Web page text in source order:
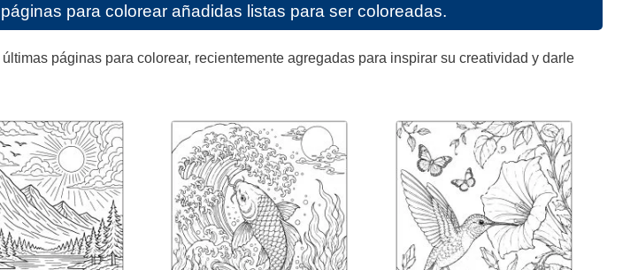
para colorear añadidas listas para ser coloreadas.
páginas para colorear, recientemente agregadas para inspirar su creatividad y darle